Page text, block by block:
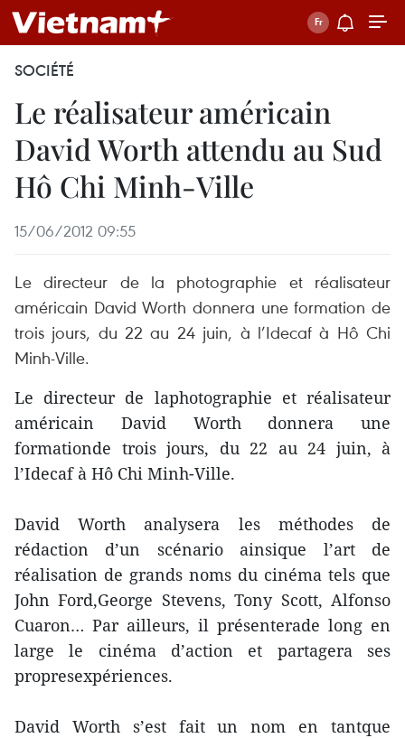
SOCIÉTÉ
Le réalisateur américain
David Worth attendu au Sud
Hô Chi Minh-Ville
15/06/2012 09:55
Le directeur de la photographie et réalisateur
américain David Worth donnera une formation de
trois jours, du 22 au 24 juin, à l’Idecaf à Hô Chi
Minh-Ville.
Le directeur de laphotographie et réalisateur
américain David Worth donnera une
formationde trois jours, du 22 au 24 juin, à
l’Idecaf à Hô Chi Minh-Ville.
David Worth analysera les méthodes de
rédaction d’un scénario ainsique l’art de
réalisation de grands noms du cinéma tels que
John Ford,George Stevens, Tony Scott, Alfonso
Cuaron… Par ailleurs, il présenterade long en
large le cinéma d’action et partagera ses
propresexpériences.
David Worth s’est fait un nom en tantque